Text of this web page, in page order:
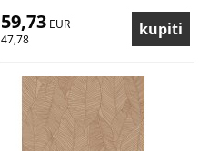
59,73 EUR
47,78